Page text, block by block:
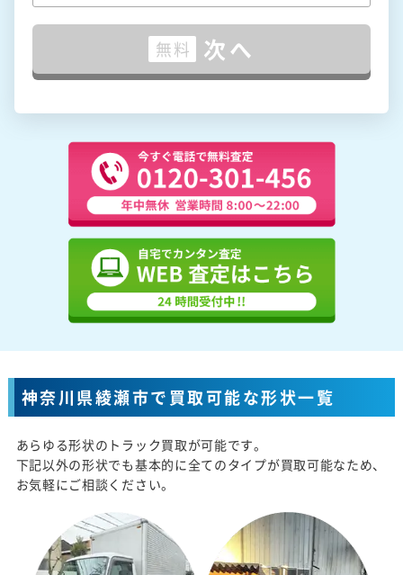
無料 次へ
神奈川県綾瀬市で買取可能な形状一覧
あらゆる形状のトラック買取が可能です。
下記以外の形状でも基本的に全てのタイプが買取可能なため、
お気軽にご相談ください。